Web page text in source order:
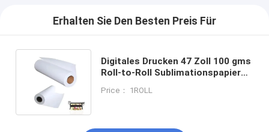
Erhalten Sie Den Besten Preis Für
Digitales Drucken 47 Zoll 100 gms
Roll-to-Roll Sublimationspapier
großem Format
Price： 1ROLL